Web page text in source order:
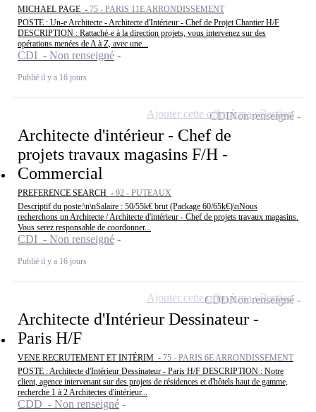
MICHAEL PAGE - 75 - PARIS 11E ARRONDISSEMENT
POSTE : Un-e Architecte - Architecte d'Intérieur - Chef de Projet Chantier H/F
DESCRIPTION : Rattaché-e à la direction projets, vous intervenez sur des
opérations menées de A à Z, avec une...
CDI - Non renseigné
Publié il y a 16 jours
Architecte d'intérieur - Chef de
projets travaux magasins F/H -
Commercial
PREFERENCE SEARCH - 92 - PUTEAUX
Descriptif du poste:\n\nSalaire : 50/55k€ brut (Package 60/65k€)\nNous
recherchons un Architecte / Architecte d'intérieur - Chef de projets travaux magasins.
Vous serez responsable de coordonner...
CDI - Non renseigné
Publié il y a 16 jours
CDINon renseigné
Ajouter cette offre à ma sélection
Architecte d'Intérieur Dessinateur -
Paris H/F
VENE RECRUTEMENT ET INTÉRIM - 75 - PARIS 6E ARRONDISSEMENT
POSTE : Architecte d'Intérieur Dessinateur - Paris H/F DESCRIPTION : Notre
client, agence intervenant sur des projets de résidences et d'hôtels haut de gamme,
recherche 1 à 2 Architectes d'intérieur...
CDD - Non renseigné
CDDNon renseigné
Ajouter cette offre à ma sélection